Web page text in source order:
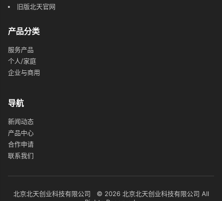
旧版北天官网
产品分类
服务产品
个人/家庭
企业与商用
导航
新闻动态
产品中心
合作申请
联系我们
北京北天创业科技有限公司 © 2026 北京北天创业科技有限公司 All